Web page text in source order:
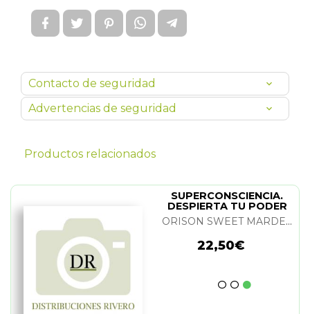
Contacto de seguridad
Advertencias de seguridad
Productos relacionados
SUPERCONSCIENCIA.
DESPIERTA TU PODER
INTERIOR
ORISON SWEET MARDEN
22,50€